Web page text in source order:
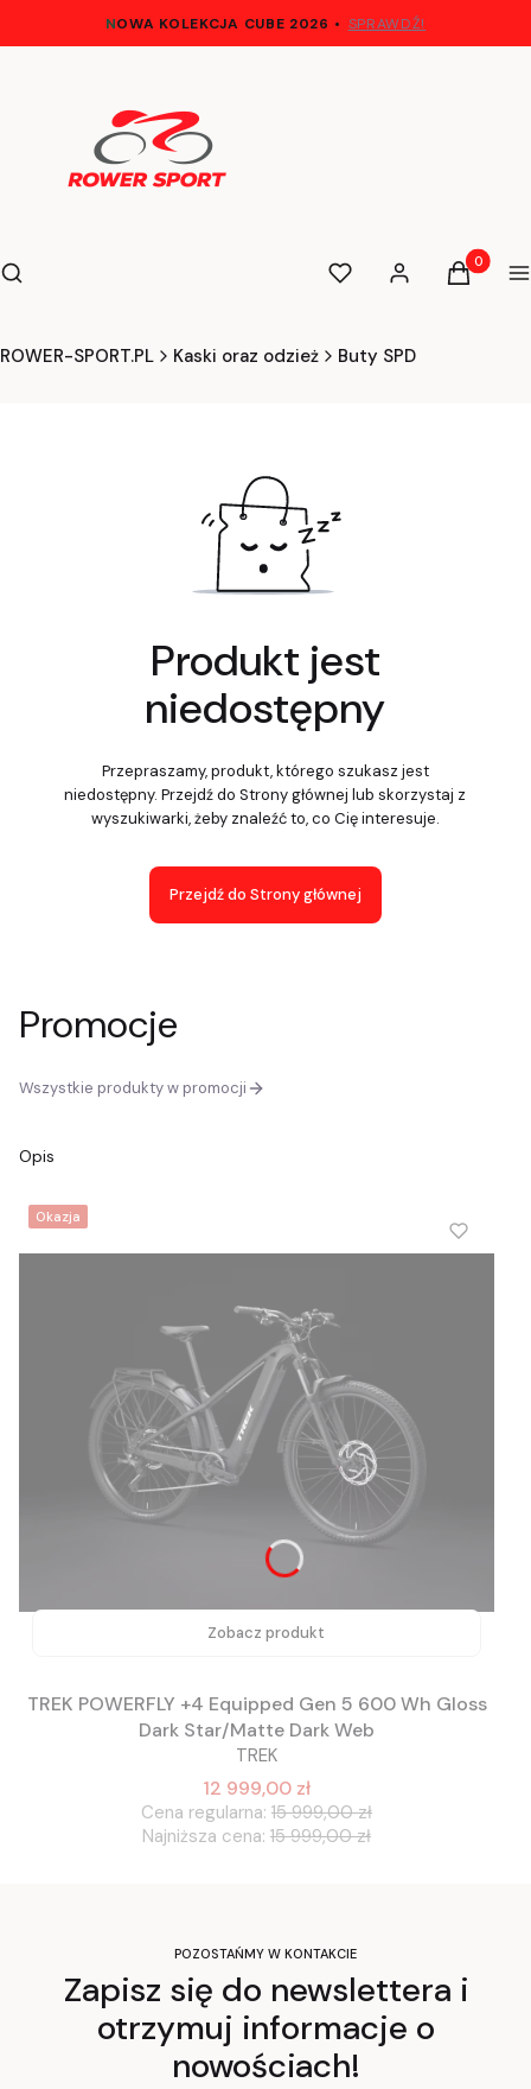
NOWA KOLEKCJA CUBE 2026 • SPRAWDŹ!
Otwórz wyszukiwarkę
Szukaj UlubioneZaloguj sięProdukty
Koszyk
ROWER-SPORT.PL Kaski oraz odzież Buty SPD
Produkt jest
niedostępny
Przepraszamy, produkt, którego szukasz jest
niedostępny. Przejdź do Strony głównej lub skorzystaj z
wyszukiwarki, żeby znaleźć to, co Cię interesuje.
Przejdź do Strony głównej
Promocje
Wszystkie produkty w promocji
Opis
Okazja
Zobacz produkt
TREK POWERFLY +4 Equipped Gen 5 600 Wh Gloss
Dark Star/Matte Dark Web
TREK
12 999,00 zł
Cena regularna: 15 999,00 zł
Najniższa cena: 15 999,00 zł
POZOSTAŃMY W KONTAKCIE
Zapisz się do newslettera i
otrzymuj informacje o
nowościach!